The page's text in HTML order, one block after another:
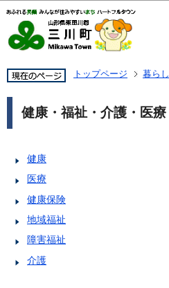
トップページ 暮らし
健康・福祉・介護・医療
健康
医療
健康保険
地域福祉
障害福祉
介護